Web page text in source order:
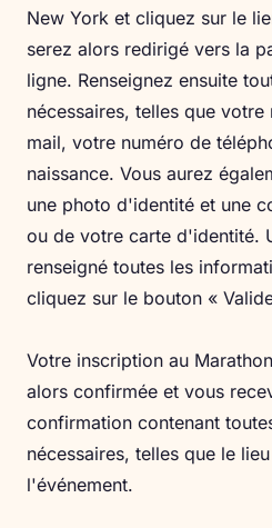
New York et cliquez sur le
serez alors redirigé vers la
ligne. Renseignez ensuite
nécessaires, telles que
mail, votre numéro de
naissance. Vous aurez
une photo d'identité et une
ou de votre carte d'identité.
renseigné toutes les
cliquez sur le bouton «
Votre inscription au
alors confirmée et vous
confirmation contenant
nécessaires, telles que le
l'événement.